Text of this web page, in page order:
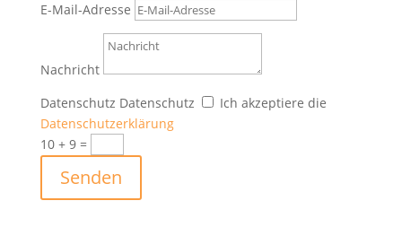
E-Mail-Adresse
Nachricht
Datenschutz Datenschutz
Ich akzeptiere die
Datenschutzerklärung
10 + 9=
Senden